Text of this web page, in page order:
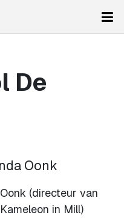
De
Oonk
(directeur van
in Mill)